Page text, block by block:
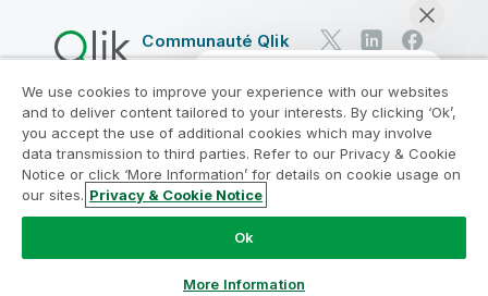
Discuter maintenant
Communauté Qlik
Contrats juridiques
Conditions d'utilisation des produits
Legal Policies
Conditions légales
Conditions d'utilisation
Marques
Do Not Share My Info
Copyright © 1993-2026 QlikTech International AB. Tous
We use cookies to improve your experience with our websites
and to deliver content tailored to your interests. By clicking ‘Ok’,
you accept the use of additional cookies which may involve
data transmission to third parties. Refer to our Privacy & Cookie
Notice or click ‘More Information’ for details on cookie usage on
our sites. Privacy & Cookie Notice
Ok
More Information